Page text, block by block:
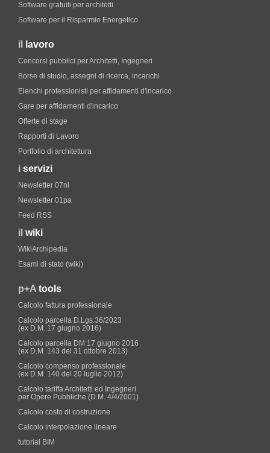
Software gratuiti per architetti
Software per il Risparmio Energetico
il lavoro
Concorsi pubblici per Architetti, Ingegneri
Borse di studio, assegni di ricerca, incarichi
Elenchi professionisti per affidamenti d'incarico
Gare per affidamenti d'incarico
Offerte di stage
Rapporti di Lavoro
Portfolio di architettura
i servizi
Newsletter 07nl
Newsletter 01pa
Feed RSS
il wiki
WikiArchipedia
Esami di stato (wiki)
p+A tools
Calcolo fattura professionale
Calcolo parcella D.Lgs.36/2023
(ex D.M. 17 giugno 2016)
Calcolo parcella DM 17 giugno 2016
(ex D.M. 143 del 31 ottobre 2013)
Calcolo compenso professionale
(ex D.M. 140 del 20 luglio 2012)
Calcolo tariffa Architetti ed Ingegneri
per Opere Pubbliche (D.M. 4/4/2001)
Calcolo costo di costruzione
Calcolo interpolazione lineare
tutorial BIM